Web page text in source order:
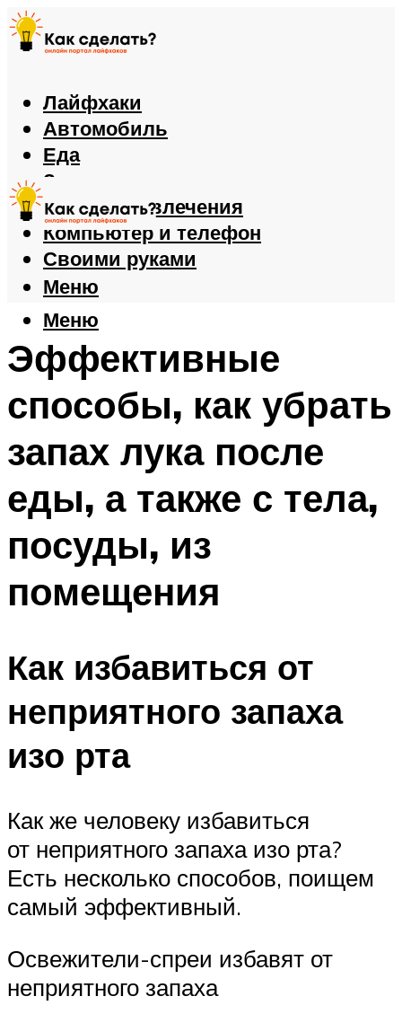
Лайфхаки
Автомобиль
Еда
Здоровье
Игры и развлечения
Компьютер и телефон
Своими руками
Меню
Меню
Эффективные
способы, как убрать
запах лука после
еды, а также с тела,
посуды, из
помещения
Как избавиться от
неприятного запаха
изо рта
Как же человеку избавиться
от неприятного запаха изо рта?
Есть несколько способов, поищем
самый эффективный.
Освежители-спреи избавят от
неприятного запаха